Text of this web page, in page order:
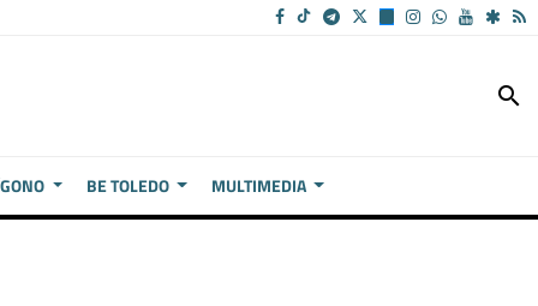
search
BE TOLEDO MULTIMEDIA